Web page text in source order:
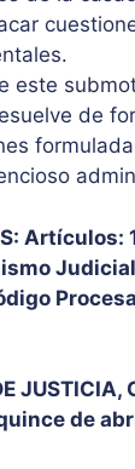
este
de
Artículos:
JUSTICIA,
de